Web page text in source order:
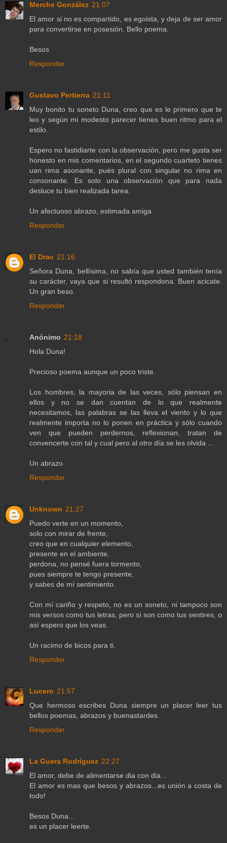
Merche González 21:07
El amor si no es compartido, es egoista, y deja de ser amor
para convertirse en posesión. Bello poema.
Besos
Responder
Gustavo Pertierra 21:11
Muy bonito tu soneto Duna, creo que es le primero que te
leo y según mi modesto parecer tienes buen ritmo para el
estilo.
Espero no fastidiarte con la observación, pero me gusta ser
honesto en mis comentarios, en el segundo cuarteto tienes
uan rima asonante, pués plural con singular no rima en
consonante. Es solo una observación que para nada
desluce tu bien realizada tarea.
Un afectuoso abrazo, estimada amiga
Responder
El Drac 21:16
Señora Duna, bellísima, no sabía que usted también tenía
su carácter, vaya que si resultó respondona. Buen acicate.
Un gran beso.
Responder
Anónimo 21:18
Hola Duna!
Precioso poema aunque un poco triste.
Los hombres, la mayoria de las veces, sólo piensan en
ellos y no se dan cuentan de lo que realmente
necesitamos, las palabras se las lleva el viento y lo que
realmente importa no lo ponen en práctica y sólo cuando
ven que pueden perdernos, reflexionan, tratan de
convencerte con tal y cual pero al otro día se les olvida ...
Un abrazo
Responder
Unknown 21:27
Puedo verte en un momento,
solo con mirar de frente,
creo que en cualquier elemento,
presente en el ambiente,
perdona, no pensé fuera tormento,
pues siempre te tengo presente,
y sabes de mí sentimiento.
Con mí cariño y respeto, no es un soneto, ni tampoco son
mis versos como tus letras, pero sí son como tus sentires, o
así espero que los veas.
Un racimo de bicos para ti.
Responder
Lucero 21:57
Que hermoso escribes Duna siempre un placer leer tus
bellos poemas, abrazos y buenastardes.
Responder
La Guera Rodríguez 22:27
El amor, debe de alimentarse dia con dia...
El amor es mas que besos y abrazos...es unión a costa de
todo!
Besos Duna...
es un placer leerte.